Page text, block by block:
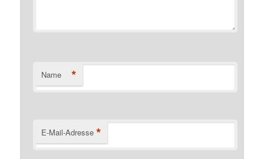
Name *
E-Mail-Adresse *